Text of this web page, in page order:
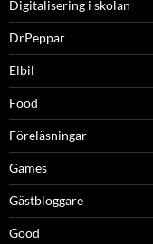
Digitalisering i skolan
DrPeppar
Elbil
Food
Föreläsningar
Games
Gästbloggare
Good